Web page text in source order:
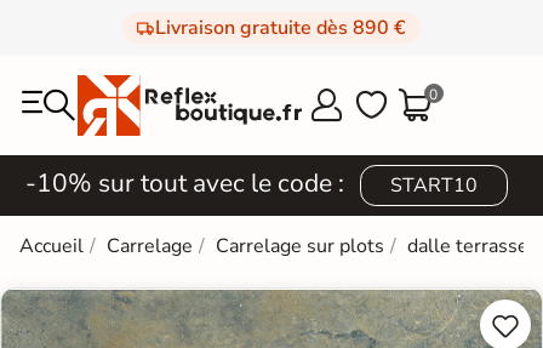
Livraison gratuite dès 890 €
  0
-10% sur tout avec le code : START10
Accueil Carrelage Carrelage sur plots dalle terrasse

